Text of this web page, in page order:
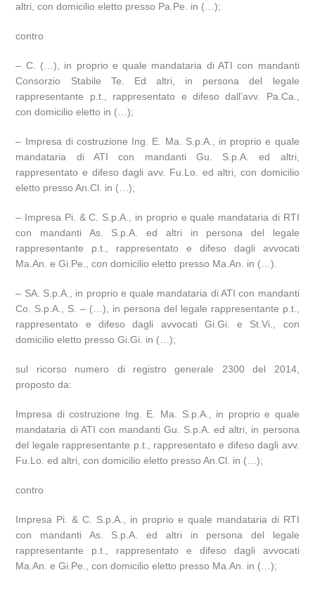
altri, con domicilio eletto presso Pa.Pe. in (…);
contro
– C. (…), in proprio e quale mandataria di ATI con mandanti
Consorzio Stabile Te. Ed altri, in persona del legale
rappresentante p.t., rappresentato e difeso dall’avv. Pa.Ca.,
con domicilio eletto in (…);
– Impresa di costruzione Ing. E. Ma. S.p.A., in proprio e quale
mandataria di ATI con mandanti Gu. S.p.A. ed altri,
rappresentato e difeso dagli avv. Fu.Lo. ed altri, con domicilio
eletto presso An.Cl. in (…);
– Impresa Pi. & C. S.p.A., in proprio e quale mandataria di RTI
con mandanti As. S.p.A. ed altri in persona del legale
rappresentante p.t., rappresentato e difeso dagli avvocati
Ma.An. e Gi.Pe., con domicilio eletto presso Ma.An. in (…).
– SA. S.p.A., in proprio e quale mandataria di ATI con mandanti
Co. S.p.A., S. – (…), in persona del legale rappresentante p.t.,
rappresentato e difeso dagli avvocati Gi.Gi. e St.Vi., con
domicilio eletto presso Gi.Gi. in (…);
sul ricorso numero di registro generale 2300 del 2014,
proposto da:
Impresa di costruzione Ing. E. Ma. S.p.A., in proprio e quale
mandataria di ATI con mandanti Gu. S.p.A. ed altri, in persona
del legale rappresentante p.t., rappresentato e difeso dagli avv.
Fu.Lo. ed altri, con domicilio eletto presso An.Cl. in (…);
contro
Impresa Pi. & C. S.p.A., in proprio e quale mandataria di RTI
con mandanti As. S.p.A. ed altri in persona del legale
rappresentante p.t., rappresentato e difeso dagli avvocati
Ma.An. e Gi.Pe., con domicilio eletto presso Ma.An. in (…);